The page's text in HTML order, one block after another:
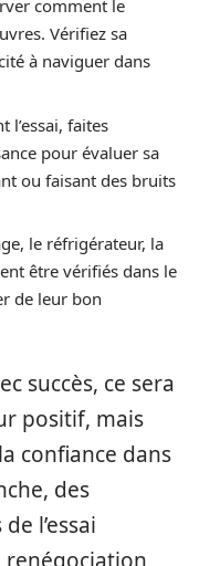
comment le
Vérifiez sa
à naviguer dans
l’essai, faites
pour évaluer sa
ou faisant des bruits
le réfrigérateur, la
être vérifiés dans le
de leur bon
succès, ce sera
positif, mais
confiance dans
des
l’essai
renégociation